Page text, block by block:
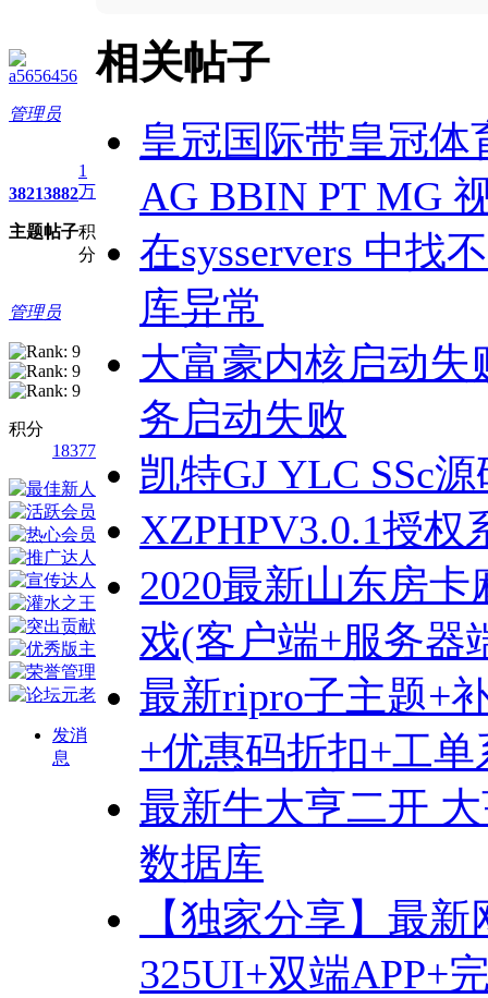
a5656456
管理员
3821
主题
3882
帖子
1
万
积
分
管理员
积分
18377
发消
息
相关帖子
皇冠国际带皇冠
AG BBIN PT MG
在sysservers 中找
库异常
大富豪内核启动
务启动失败
凯特GJ YLC SSc
XZPHPV3.0.1授权
2020最新山东房卡
戏(客户端+服务器
最新ripro子主题+
+优惠码折扣+工单
最新牛大亨二开
数据库
【独家分享】最
325UI+双端APP+